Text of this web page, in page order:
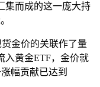
集而成的这一庞大持
金价的关联作了量
入黄金ETF，金价就
幅贡献已达到